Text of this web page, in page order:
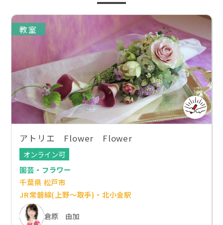
教室
アトリエ Flower Flower
オンライン可
園芸・フラワー
千葉県 松戸市
JR常磐線(上野～取手)・北小金駅
倉原 由加